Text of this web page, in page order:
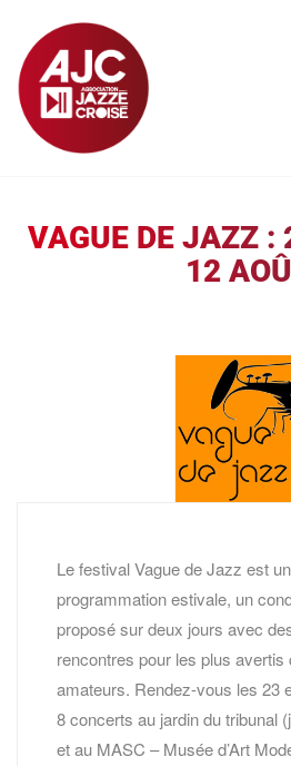
VAGUE DE JAZZ :
12
Le festival Vague de Jazz est
programmation estivale, un
proposé sur deux jours avec
rencontres pour les plus
amateurs. Rendez-vous les 23
8 concerts au jardin du tribunal
et au MASC – Musée d’Art